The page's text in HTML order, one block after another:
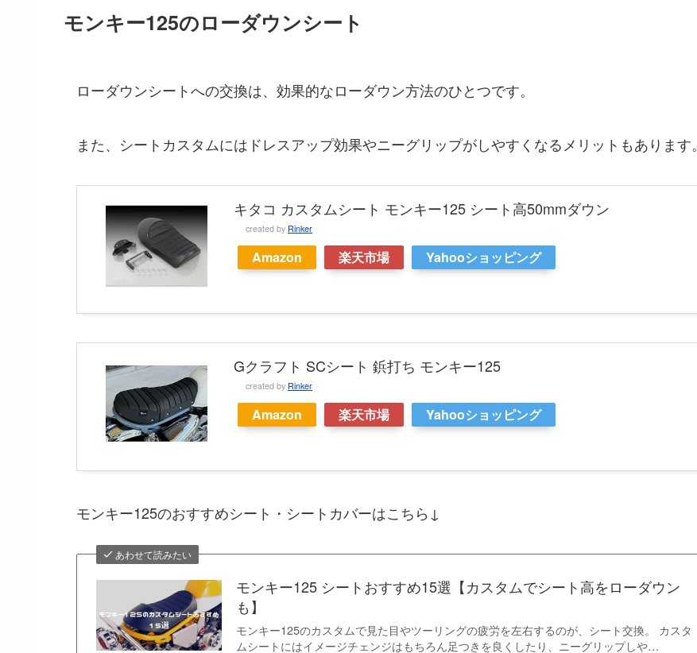
モンキー125のローダウンシート
ローダウンシートへの交換は、効果的なローダウン方法のひとつです。
また、シートカスタムにはドレスアップ効果やニーグリップがしやすくなるメリットもあります。
キタコ カスタムシート モンキー125 シート高50mmダウン
created by Rinker
Amazon 楽天市場 Yahooショッピング
Gクラフト SCシート 鋲打ち モンキー125
created by Rinker
Amazon 楽天市場 Yahooショッピング
モンキー125のおすすめシート・シートカバーはこちら↓
あわせて読みたい
モンキー125 シートおすすめ15選【カスタムでシート高をローダウン
も】
モンキー125のカスタムで見た目やツーリングの疲労を左右するのが、シート交換。 カスタ
ムシートにはイメージチェンジはもちろん足つきを良くしたり、ニーグリップしや…